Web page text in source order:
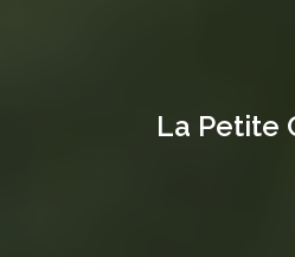
La Petite